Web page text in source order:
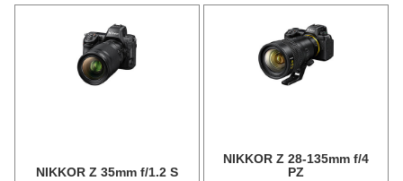
NIKKOR Z 35mm f/1.2 S
NIKKOR Z 28-135mm f/4
PZ